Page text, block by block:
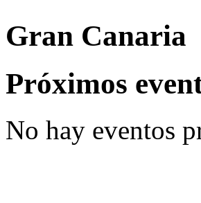
Gran Canaria
Próximos
No hay eventos